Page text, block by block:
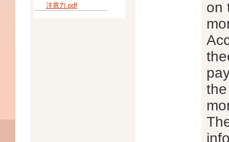
注意力.pdf
on